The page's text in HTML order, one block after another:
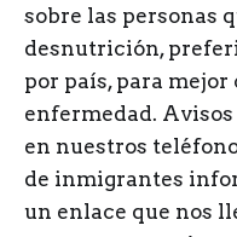
sobre las personas
desnutrición,
por país, para
enfermedad.
en nuestros
de inmigrantes
un enlace que nos